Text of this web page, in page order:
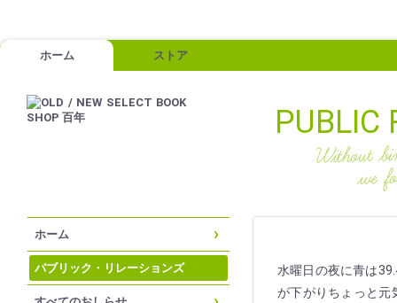
ホーム ストア
PUBLIC
ホーム
パブリック・リレーションズ
水曜日の夜に青は
が下がりちょっと元